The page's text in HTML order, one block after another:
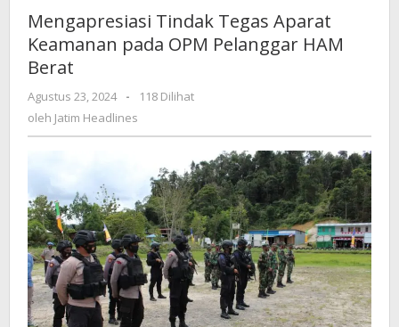
Aparat
Keamanan
Pelanggar
Berat
Mengapresiasi Tindak Tegas Aparat
Keamanan pada OPM Pelanggar HAM
Berat
Agustus 23, 2024
oleh
-
118 Dilihat
oleh Jatim Headlines